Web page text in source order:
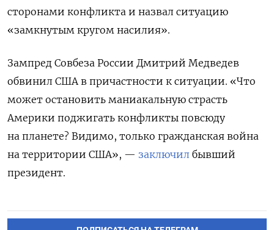
сторонами конфликта и назвал ситуацию
«замкнутым кругом насилия».
Зампред Совбеза России Дмитрий Медведев
обвинил США в причастности к ситуации. «Что
может остановить маниакальную страсть
Америки поджигать конфликты повсюду
на планете? Видимо, только гражданская война
на территории США», — заключил бывший
президент.